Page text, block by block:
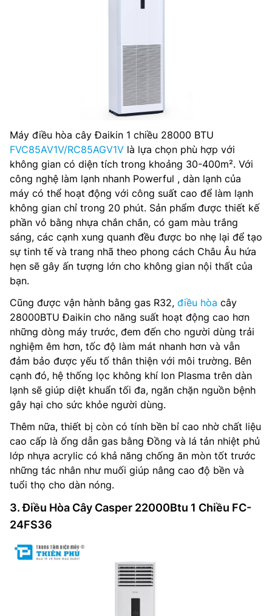
Máy điều hòa cây Đaikin 1 chiều 28000 BTU
FVC85AV1V/RC85AGV1V là lựa chọn phù hợp với
không gian có diện tích trong khoảng 30-400m². Với
công nghệ làm lạnh nhanh Powerful , dàn lạnh của
máy có thể hoạt động với công suất cao để làm lạnh
không gian chỉ trong 20 phút. Sản phẩm được thiết kế
phần vỏ bằng nhựa chắn chắn, có gam màu trắng
sáng, các cạnh xung quanh đều được bo nhẹ lại để tạo
sự tinh tế và trang nhã theo phong cách Châu Âu hứa
hẹn sẽ gây ấn tượng lớn cho không gian nội thất của
bạn.
Cũng được vận hành bằng gas R32, điều hòa cây
28000BTU Đaikin cho năng suất hoạt động cao hơn
những dòng máy trước, đem đến cho người dùng trải
nghiệm êm hơn, tốc độ làm mát nhanh hơn và vẫn
đảm bảo được yếu tố thân thiện với môi trường. Bên
cạnh đó, hệ thống lọc không khí Ion Plasma trên dàn
lạnh sẽ giúp diệt khuẩn tối đa, ngăn chặn nguồn bệnh
gây hại cho sức khỏe người dùng.
Thêm nữa, thiết bị còn có tính bền bỉ cao nhờ chất liệu
cao cấp là ống dẫn gas bằng Đồng và lá tản nhiệt phủ
lớp nhựa acrylic có khả năng chống ăn mòn tốt trước
những tác nhân như muối giúp nâng cao độ bền và
tuổi thọ cho dàn nóng.
3. Điều Hòa Cây Casper 22000Btu 1 Chiều FC-
24FS36